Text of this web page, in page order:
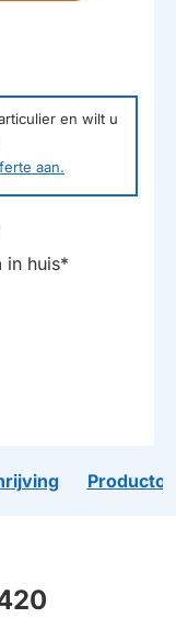
en wilt u
aan.
in huis*